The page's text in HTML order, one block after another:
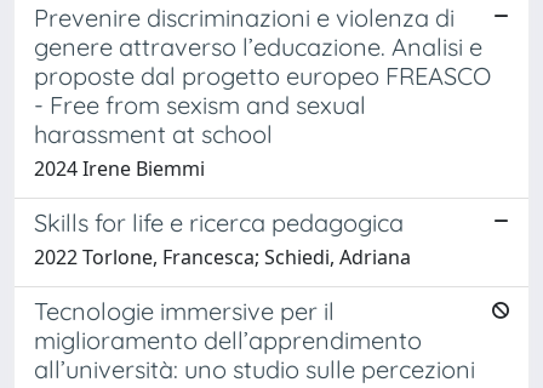
Prevenire discriminazioni e violenza di
genere attraverso l’educazione. Analisi e
proposte dal progetto europeo FREASCO
- Free from sexism and sexual
harassment at school
2024 Irene Biemmi
Skills for life e ricerca pedagogica
2022 Torlone, Francesca; Schiedi, Adriana
Tecnologie immersive per il
miglioramento dell’apprendimento
all’università: uno studio sulle percezioni